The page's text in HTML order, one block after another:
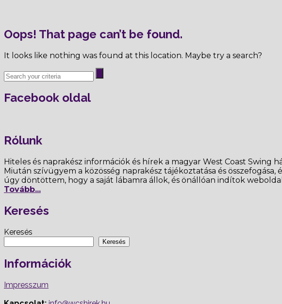
Oops! That page can’t be found.
It looks like nothing was found at this location. Maybe try a search?
Facebook oldal
Rólunk
Hiteles és naprakész információk és hírek a magyar West Coast Swing
Miután szívügyem a közösség naprakész tájékoztatása és
úgy döntöttem, hogy a saját lábamra állok, és önállóan indítok
Tovább...
Keresés
Keresés
Keresés
Információk
Impresszum